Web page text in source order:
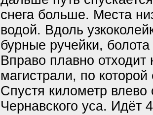
снега больше. Места
водой. Вдоль
бурные ручейки,
Вправо плавно
магистрали, по
Спустя километр влево
Чернавского уса. Идёт